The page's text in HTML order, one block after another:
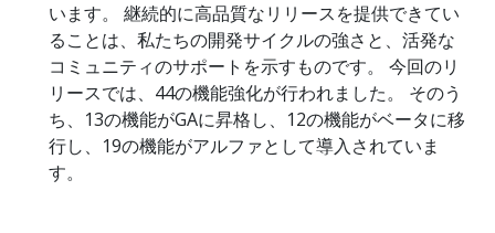
います。 継続的に高品質なリリースを提供できてい
ることは、私たちの開発サイクルの強さと、活発な
コミュニティのサポートを示すものです。 今回のリ
リースでは、44の機能強化が行われました。 そのう
ち、13の機能がGAに昇格し、12の機能がベータに移
行し、19の機能がアルファとして導入されていま
す。